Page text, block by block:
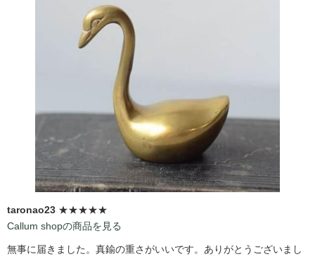
taronao23 ★★★★★
Callum shopの商品を見る
無事に届きました。真鍮の重さがいいです。ありがとうございまし